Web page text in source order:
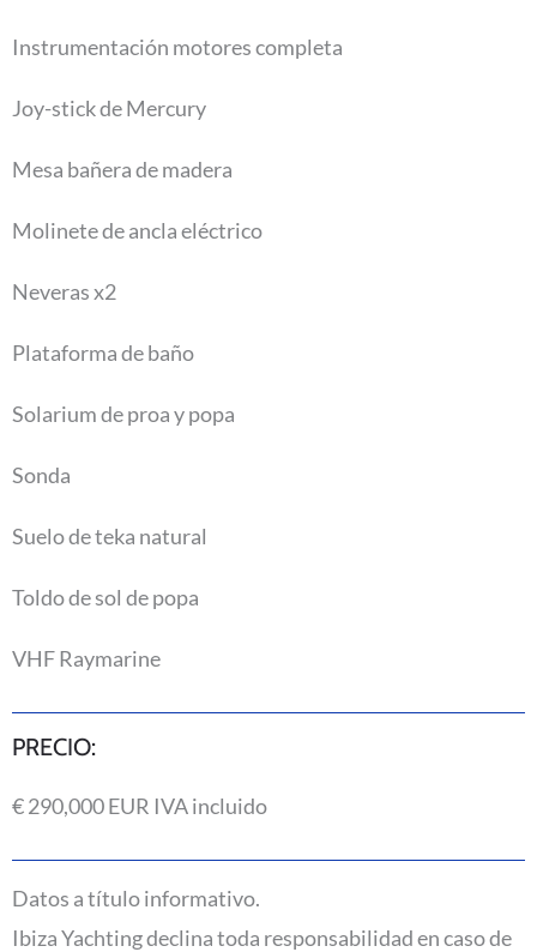
Instrumentación motores completa
Joy-stick de Mercury
Mesa bañera de madera
Molinete de ancla eléctrico
Neveras x2
Plataforma de baño
Solarium de proa y popa
Sonda
Suelo de teka natural
Toldo de sol de popa
VHF Raymarine
PRECIO:
€ 290,000 EUR IVA incluido
Datos a título informativo.
Ibiza Yachting declina toda responsabilidad en caso de